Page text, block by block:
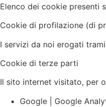
Elenco dei cookie presenti
Cookie di profilazione (di
I servizi da noi erogati
Cookie di terze parti
Il sito internet visitato, per
Google | Google